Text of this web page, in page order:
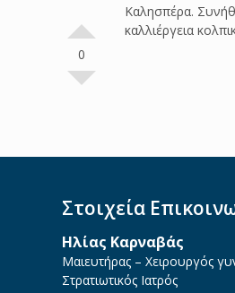
0
Καλησπέρα.
καλλιέργεια
Στοιχεία
Ηλίας Καρναβάς
Μαιευτήρας – Χειρουργός
Στρατιωτικός Ιατρός